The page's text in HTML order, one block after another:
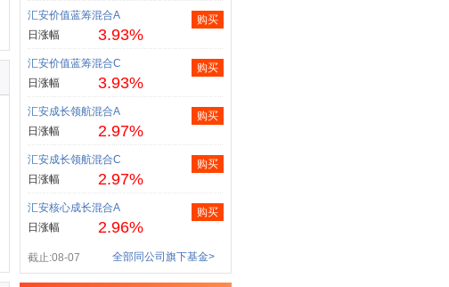
汇安价值蓝筹混合A
日涨幅
3.93%
购买
汇安价值蓝筹混合C
日涨幅
3.93%
购买
汇安成长领航混合A
日涨幅
2.97%
购买
汇安成长领航混合C
日涨幅
2.97%
购买
汇安核心成长混合A
日涨幅
2.96%
购买
截止:08-07 全部同公司旗下基金>